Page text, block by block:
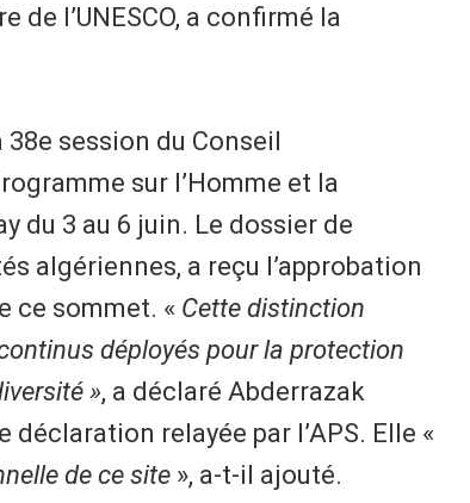
de l’UNESCO, a confirmé la
session du Conseil
sur l’Homme et la
du 3 au 6 juin. Le dossier de
algériennes, a reçu l’approbation
ce sommet. « Cette distinction
déployés pour la protection
», a déclaré Abderrazak
relayée par l’APS. Elle «
de ce site», a-t-il ajouté.